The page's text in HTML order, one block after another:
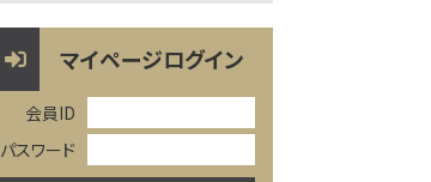
マイページログイン
会員ID
パスワード